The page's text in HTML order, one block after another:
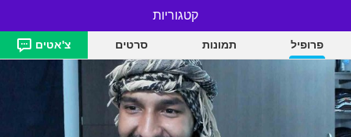
Handsoman11
פרופיל תמונות סרטים צ'אטים
קטגוריות